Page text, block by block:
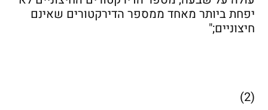
יפחת ביותר מאחד ממספר הדירקטורים שאינם
חיצוניים;"
(2)